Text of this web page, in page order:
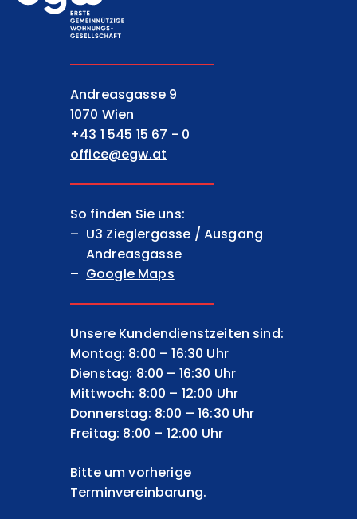
EGW Erste gemeinnützige
Andreasgasse 9
1070 Wien
+43 1 545 15 67 - 0
office@egw.at
So finden Sie uns:
U3 Zieglergasse / Ausgang
Andreasgasse
Google Maps
Unsere Kundendienstzeiten sind:
Montag: 8:00 – 16:30 Uhr
Dienstag: 8:00 – 16:30 Uhr
Mittwoch: 8:00 – 12:00 Uhr
Donnerstag: 8:00 – 16:30 Uhr
Freitag: 8:00 – 12:00 Uhr
Bitte um vorherige
Terminvereinbarung.